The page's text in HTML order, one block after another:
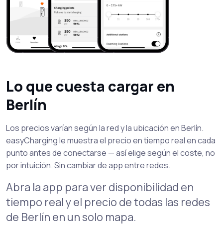
Lo que cuesta cargar en
Berlín
Los precios varían según la red y la ubicación en Berlín.
easyCharging le muestra el precio en tiempo real en cada
punto antes de conectarse — así elige según el coste, no
por intuición. Sin cambiar de app entre redes.
Abra la app para ver disponibilidad en
tiempo real y el precio de todas las redes
de Berlín en un solo mapa.